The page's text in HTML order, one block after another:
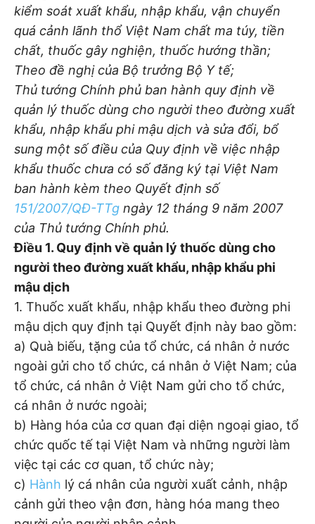
kiểm soát xuất khẩu, nhập khẩu, vận chuyển
quá cảnh lãnh thổ Việt Nam chất ma túy, tiền
chất, thuốc gây nghiện, thuốc hướng thần;
Theo đề nghị của Bộ trưởng Bộ Y tế;
Thủ tướng Chính phủ ban hành quy định về
quản lý thuốc dùng cho người theo đường xuất
khẩu, nhập khẩu phi mậu dịch và sửa đổi, bổ
sung một số điều của Quy định về việc nhập
khẩu thuốc chưa có số đăng ký tại Việt Nam
ban hành kèm theo Quyết định số
151/2007/QĐ-TTg ngày 12 tháng 9 năm 2007
của Thủ tướng Chính phủ.
Điều 1. Quy định về quản lý thuốc dùng cho
người theo đường xuất khẩu, nhập khẩu phi
mậu dịch
1. Thuốc xuất khẩu, nhập khẩu theo đường phi
mậu dịch quy định tại Quyết định này bao gồm:
a) Quà biếu, tặng của tổ chức, cá nhân ở nước
ngoài gửi cho tổ chức, cá nhân ở Việt Nam; của
tổ chức, cá nhân ở Việt Nam gửi cho tổ chức,
cá nhân ở nước ngoài;
b) Hàng hóa của cơ quan đại diện ngoại giao, tổ
chức quốc tế tại Việt Nam và những người làm
việc tại các cơ quan, tổ chức này;
c) Hành lý cá nhân của người xuất cảnh, nhập
cảnh gửi theo vận đơn, hàng hóa mang theo